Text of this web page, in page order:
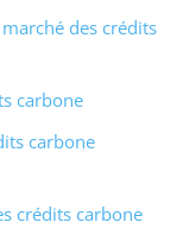
des crédits
carbone
carbone
crédits carbone